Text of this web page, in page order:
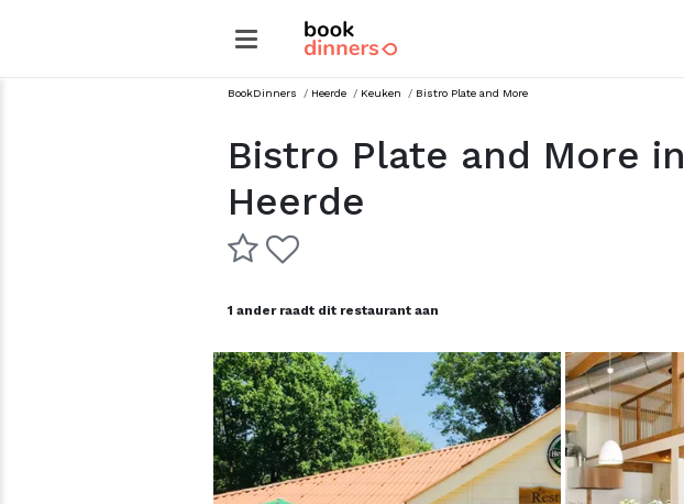
BookDinners / Heerde / keuken / Bistro Plate and More
Bistro Plate and More in
Heerde
1 ander raadt dit restaurant aan